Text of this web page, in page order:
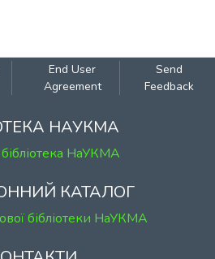
End User
Agreement
Send
Feedback
НАУКМА
НаУКМА
КАТАЛОГ
бібліотеки НаУКМА